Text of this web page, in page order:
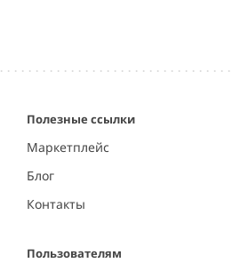
Полезные ссылки
Маркетплейс
Блог
Контакты
Пользователям